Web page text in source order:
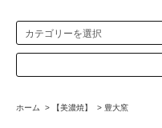
ホーム > 【美濃焼】 > 豊大窯